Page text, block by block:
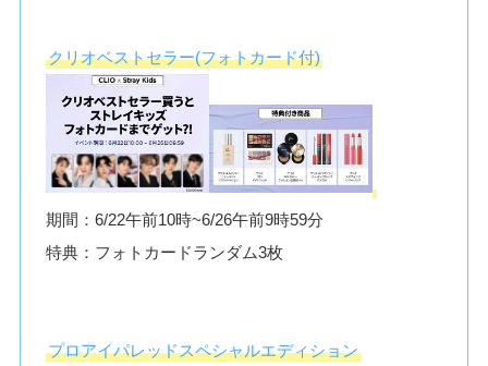
クリオベストセラー(フォトカード付)
期間：6/22午前10時~6/26午前9時59分
特典：フォトカードランダム3枚
プロアイパレッドスペシャルエディション